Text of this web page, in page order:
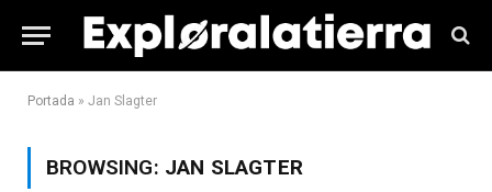
Portada » Jan Slagter
BROWSING: JAN SLAGTER